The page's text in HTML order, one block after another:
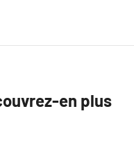
en plus